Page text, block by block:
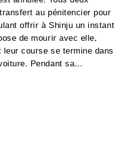
au pénitencier pour
offrir à Shinju un instant
de mourir avec elle,
course se termine dans
Pendant sa